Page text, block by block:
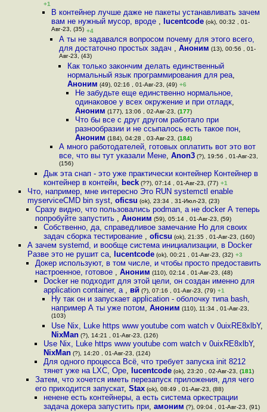
+1
В контейнер лучше даже не пакеты устанавливать зачем
вам не нужный мусор, вроде , lucentcode(ok), 00:32 , 01-
Авг-23, (35) +4
А ты не задавался вопросом почему для этого всего,
для достаточно простых задач ,Аноним (13), 00:56 , 01-
Авг-23, (43)
Как только закончим делать единственный
нормальный язык программирования для реа,
Аноним (49), 02:16 , 01-Авг-23, (49) +6
Не забудьте еще единственно нормальное,
одинаковое у всех окружение и при отладк,
Аноним (177), 13:06 , 02-Авг-23, (177)
Что бы все с друг другом работало при
разнообразии и не ссыпалось есть такое пон,
Аноним (184), 04:28 , 03-Авг-23, (184)
А много работодателей, готовых оплатить вот это вот
все, что вы тут указали Мене,Anon3 (?), 19:56 , 01-Авг-23,
(156)
Дык эта снап - это уже практически контейнер Контейнер в
контейнер в контейн, beck(??), 07:14 , 01-Авг-23, (77) +1
Что, например, мне интересно Это RUN systemctl enable
myserviceCMD bin syst, oficsu (ok), 23:34 , 31-Июл-23, (23)
Сразу видно, что пользовались podman, а не docker А теперь
попробуйте запустить ,Аноним (59), 05:14 , 01-Авг-23, (59)
Собственно, да, справедливое замечание Но для своих
задач сборка тестирование , oficsu (ok), 21:35 , 01-Авг-23, (160)
А зачем systemd, и вообще система инициализации, в Docker
Разве это не рушит са, lucentcode(ok), 00:21 , 01-Авг-23, (32) +3
Докер используют, в том числе, и чтобы просто предоставить
настроенное, готовое ,Аноним (110), 02:14 , 01-Авг-23, (48)
Docker не подходит для этой цели, он создан именно для
application container, а , вй (?), 07:16 , 01-Авг-23, (79) +1
Ну так он и запускает application - оболочку типа bash,
например А ты уже потом, Аноним (110), 11:34 , 01-Авг-23,
(103)
Use Nix, Luke https www youtube com watch v 0uixRE8xlbY,
NixMan(?), 14:21 , 01-Авг-23, (126)
Use Nix, Luke https www youtube com watch v 0uixRE8xlbY,
NixMan(?), 14:20 , 01-Авг-23, (124)
Для одного процесса Всё, что требует запуска init 8212
тянет уже на LXC, Ope, lucentcode(ok), 23:20 , 02-Авг-23, (181)
Затем, что хочется иметь перезапуск приложения, для чего
его приходится запускат,Stax (ok), 08:49 , 01-Авг-23, (88)
ненене есть контейнеры, а есть система оркестрации
задача докера запустить при, амоним (?), 09:04 , 01-Авг-23, (91)